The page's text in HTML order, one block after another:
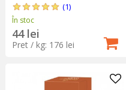
(1)
În stoc
44 lei
Pret / kg: 176 lei